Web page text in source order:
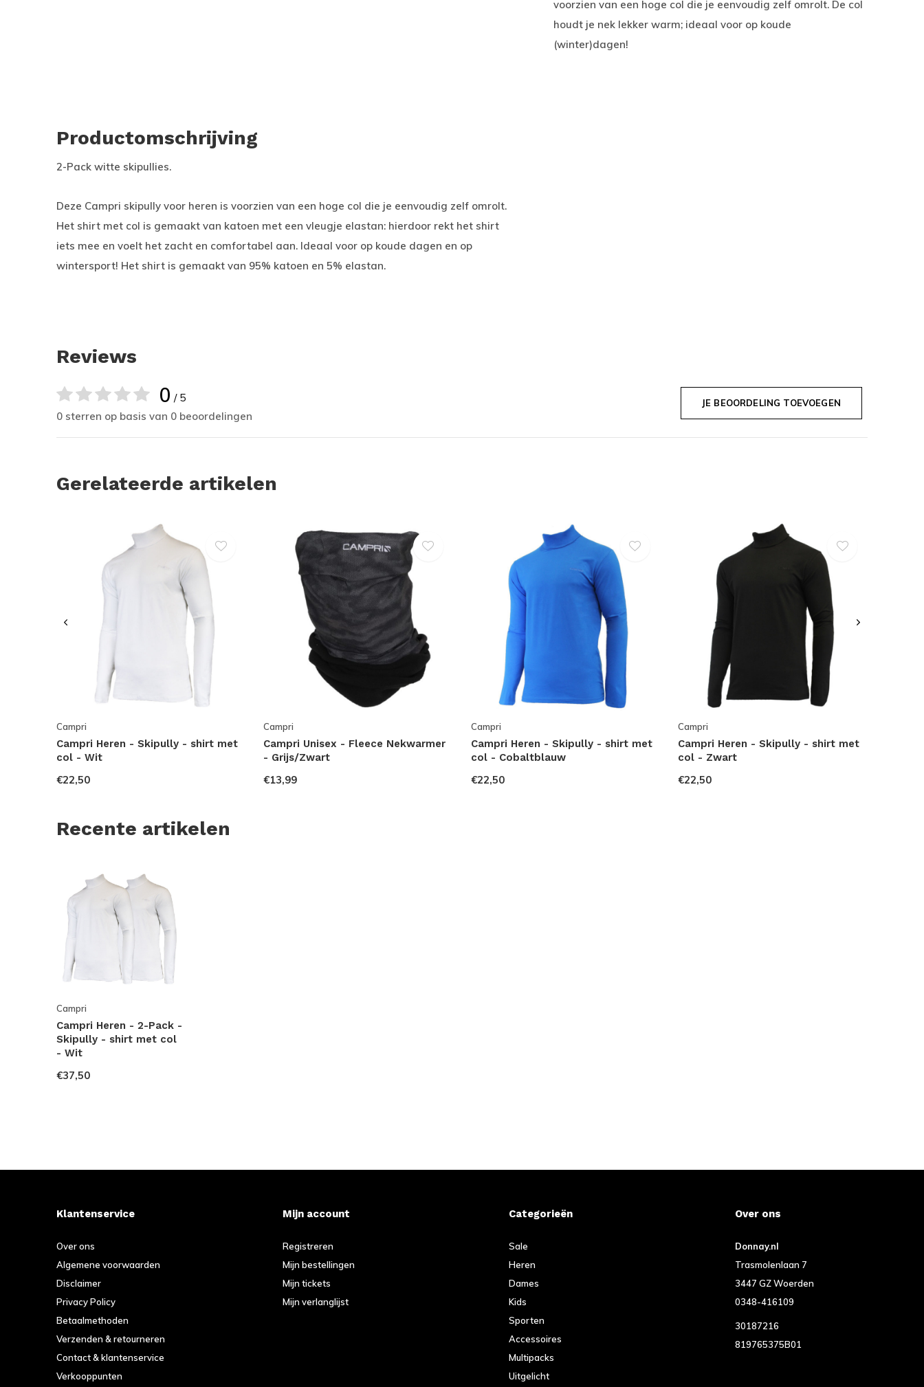
voorzien van een hoge col die je eenvoudig zelf omrolt. De col
houdt je nek lekker warm; ideaal voor op koude
(winter)dagen!
Productomschrijving
2-Pack witte skipullies.
Deze Campri skipully voor heren is voorzien van een hoge col die je eenvoudig zelf omrolt.
Het shirt met col is gemaakt van katoen met een vleugje elastan: hierdoor rekt het shirt
iets mee en voelt het zacht en comfortabel aan. Ideaal voor op koude dagen en op
wintersport! Het shirt is gemaakt van 95% katoen en 5% elastan.
Reviews
0 / 5
0 sterren op basis van 0 beoordelingen
JE BEOORDELING TOEVOEGEN
Gerelateerde artikelen
Campri
Campri Heren - Skipully - shirt met
col - Wit
€22,50
Campri
Campri Unisex - Fleece Nekwarmer
- Grijs/Zwart
€13,99
Campri
Campri Heren - Skipully - shirt met
col - Cobaltblauw
€22,50
Campri
Campri Heren - Skipully - shirt met
col - Zwart
€22,50
Recente artikelen
Campri
Campri Heren - 2-Pack -
Skipully - shirt met col
- Wit
€37,50
Klantenservice
Over ons
Algemene voorwaarden
Disclaimer
Privacy Policy
Betaalmethoden
Verzenden & retourneren
Contact & klantenservice
Verkooppunten
Mijn account
Registreren
Mijn bestellingen
Mijn tickets
Mijn verlanglijst
Categorieën
Sale
Heren
Dames
Kids
Sporten
Accessoires
Multipacks
Uitgelicht
Over ons
Donnay.nl
Trasmolenlaan 7
3447 GZ Woerden
0348-416109
30187216
819765375B01